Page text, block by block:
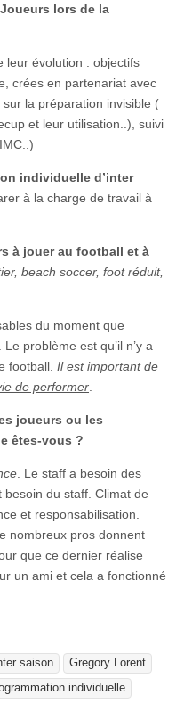
lors de la
leur évolution : objectifs
crées en partenariat avec
la préparation invisible (
et leur utilisation..), suivi
individuelle d’inter
à la charge de travail à
à jouer au football et à
beach soccer, foot réduit,
du moment que
problème est qu’il n’y a
football. Il est important de
de performer
joueurs ou les
êtes-vous ?
. Le staff a besoin des
du staff. Climat de
et responsabilisation.
e nombreux pros donnent
que ce dernier réalise
un ami et cela a fonctionné
saison
Gregory Lorent
individuelle